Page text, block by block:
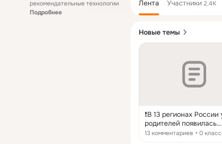
рекомендательные технологии
Подробнее
Лента Участники 2.4K
Новые темы
❗В 13 регионах России
родителей появилась
возможность записать
13 комментариев 0